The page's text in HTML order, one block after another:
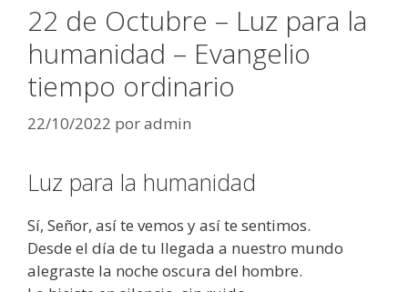
22 de Octubre – Luz para la
humanidad – Evangelio
tiempo ordinario
22/10/2022 poradmin
Luz para la humanidad
Sí, Señor, así te vemos y así te sentimos.
Desde el día de tu llegada a nuestro mundo
alegraste la noche oscura del hombre.